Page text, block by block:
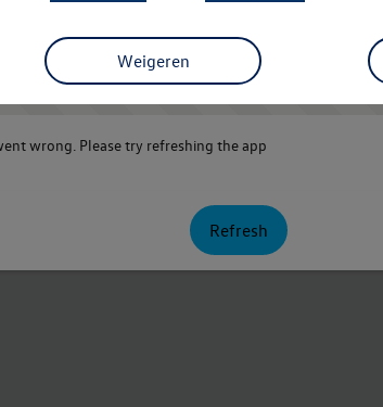
Weigeren Oops!
wrong. Please try refreshing the app
Refresh